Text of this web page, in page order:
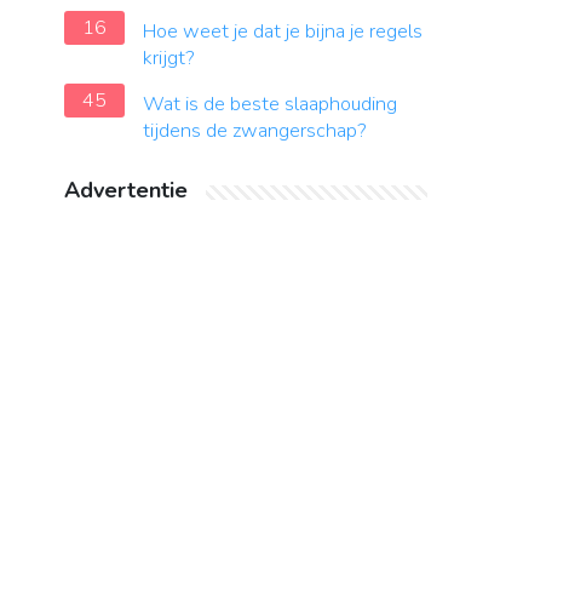
16
Hoe weet je dat je bijna je regels
krijgt?
45
Wat is de beste slaaphouding
tijdens de zwangerschap?
Advertentie